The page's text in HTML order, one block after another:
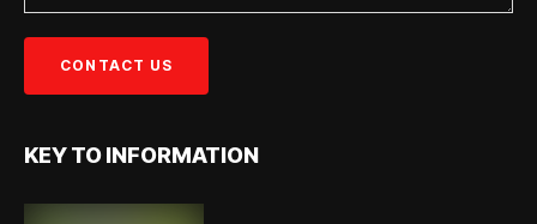
KEY TO INFORMATION